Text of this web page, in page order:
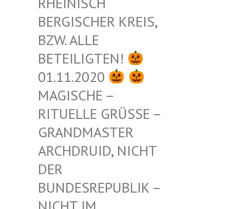
ERGISCHER KREIS, B
ZW. ALLE B
ETEILIGTEN!
01.11.2020
MAGISCHE –
RITUELLE GRÜSSE – G
RANDMASTER A
RCHDRUID, NICHT D
ER B
UNDESREPUBLIK – N